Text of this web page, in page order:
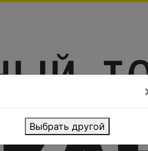
Выбрать другой